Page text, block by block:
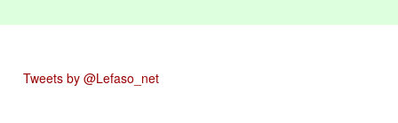
Tweets by @Lefaso_net